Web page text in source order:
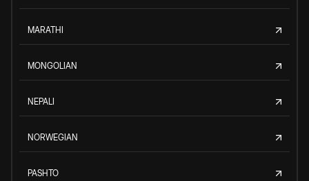
MARATHI
MONGOLIAN
NEPALI
NORWEGIAN
PASHTO